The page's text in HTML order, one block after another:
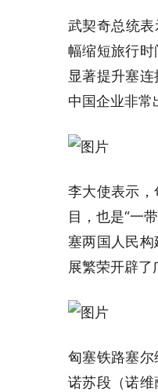
武契奇总统
幅缩短旅行时
显著提升塞
中国企业非常
李大使表示
目，也是“一
塞两国人民
展繁荣开辟了
匈塞铁路塞
诺苏段（诺